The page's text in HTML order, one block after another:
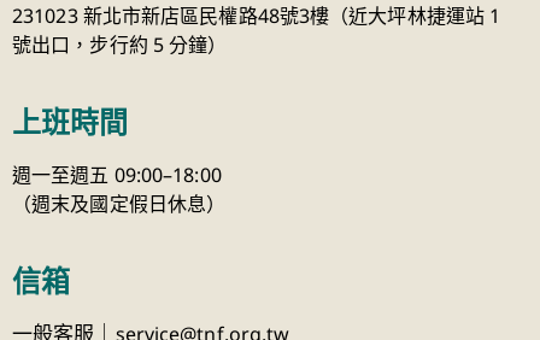
231023 新北市新店區民權路48號3樓（近大坪林捷運站 1
號出口，步行約 5 分鐘）
上班時間
週一至週五 09:00–18:00
（週末及國定假日休息）
信箱
一般客服｜ service@tnf.org.tw